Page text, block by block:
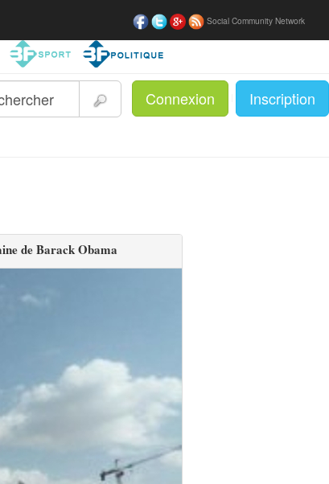
Connexion Inscription
Social Community Network
de Barack Obama